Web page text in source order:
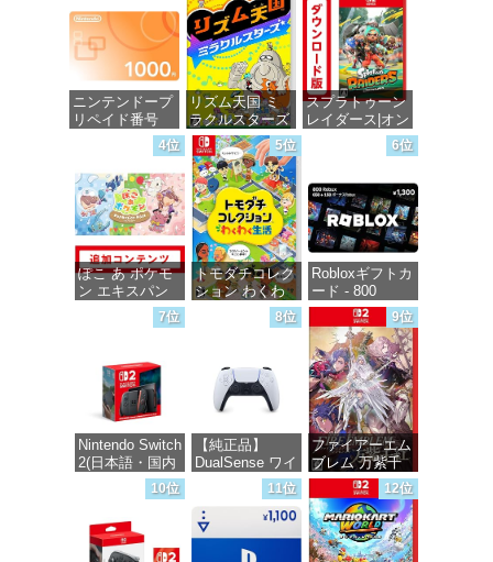
ニンテンドープ
リペイド番号
1000円|オンラ
インコード版
価格：¥1,000
リズム天国 ミ
ラクルスターズ
-Switch
価格：¥5,595
スプラトゥーン
レイダース|オン
ラインコード版
4位
ぽこ あ ポケモ
ン エキスパン
ションパス|オン
ラインコード版
価格：¥4,400
5位
トモダチコレク
ション わくわ
く生活 -Switch
6位
Robloxギフトカ
ード - 800
Robux 【限定バ
ーチャルアイテ
ムを含む】
【オンラインゲ
ームコード】
ロブロックス |
オンラインコー
ド版
価格：¥1,300
7位
Nintendo Switch
2(日本語・国内
価格：¥55,491
8位
【純正品】
DualSense ワイ
ヤレスコントロ
ーラー(CFI-
ZCT2J)
価格：¥10,737
9位
ファイアーエム
ブレム 万紫千
紅 -Switch2
価格：¥8,979
10位 11位 12位